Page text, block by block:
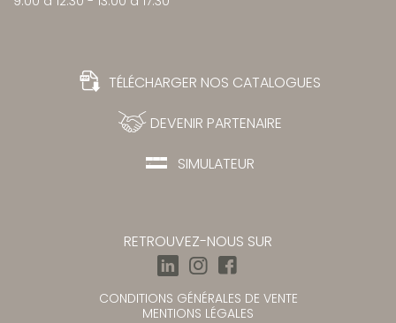
TÉLÉCHARGER NOS CATALOGUES
DEVENIR PARTENAIRE
SIMULATEUR
RETROUVEZ-NOUS SUR
CONDITIONS GÉNÉRALES DE VENTE
MENTIONS LÉGALES